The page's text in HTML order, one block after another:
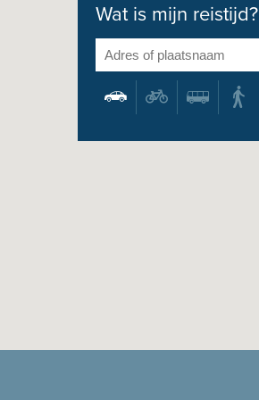
Wat is mijn reistijd?